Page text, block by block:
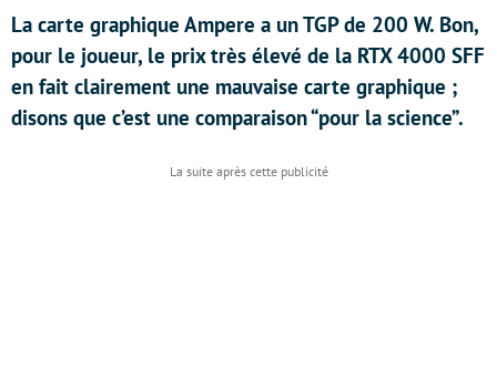
La carte graphique Ampere a un TGP de 200 W. Bon,
pour le joueur, le prix très élevé de la RTX 4000 SFF
en fait clairement une mauvaise carte graphique ;
disons que c’est une comparaison “pour la science”.